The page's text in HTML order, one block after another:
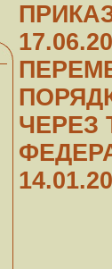
ПРИКАЗ
ЧЕРЕЗ